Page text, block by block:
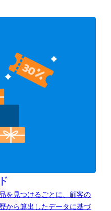
を見つけるごとに、顧客の
から算出したデータに基づ